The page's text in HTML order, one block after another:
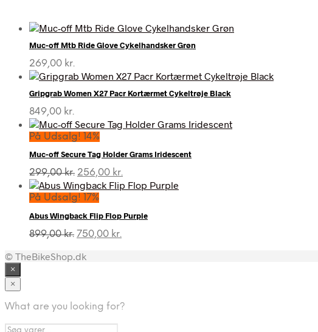
Muc-off Mtb Ride Glove Cykelhandsker Grøn
269,00 kr.
Gripgrab Women X27 Pacr Kortærmet Cykeltrøje Black
849,00 kr.
På Udsalg! 14%
Muc-off Secure Tag Holder Grams Iridescent
299,00kr. Den
oprindelige
pris
299,00 kr..
256,00 kr.
aktuelle
256,00 kr..
På Udsalg! 17%
Abus Wingback Flip Flop Purple
899,00kr. Den
pris
750,00 kr.
© TheBikeShop.dk
×
×
What are you looking for?